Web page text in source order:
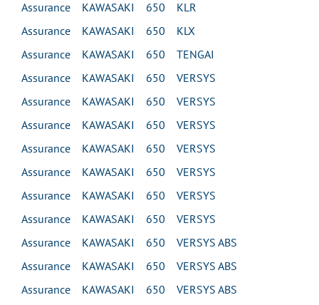
Assurance KAWASAKI 650 KLR
Assurance KAWASAKI 650 KLX
Assurance KAWASAKI 650 TENGAI
Assurance KAWASAKI 650 VERSYS
Assurance KAWASAKI 650 VERSYS
Assurance KAWASAKI 650 VERSYS
Assurance KAWASAKI 650 VERSYS
Assurance KAWASAKI 650 VERSYS
Assurance KAWASAKI 650 VERSYS
Assurance KAWASAKI 650 VERSYS
Assurance KAWASAKI 650 VERSYS ABS
Assurance KAWASAKI 650 VERSYS ABS
Assurance KAWASAKI 650 VERSYS ABS